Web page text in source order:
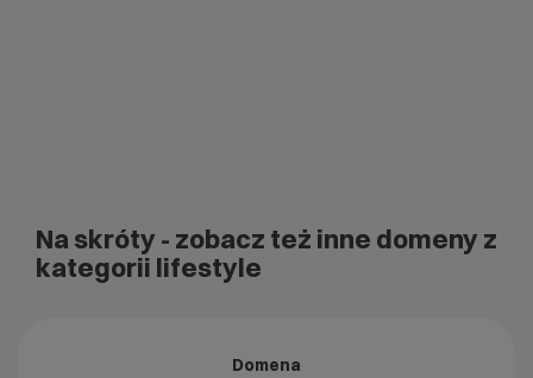
Na skróty - zobacz też inne domeny z
kategorii lifestyle
Domena